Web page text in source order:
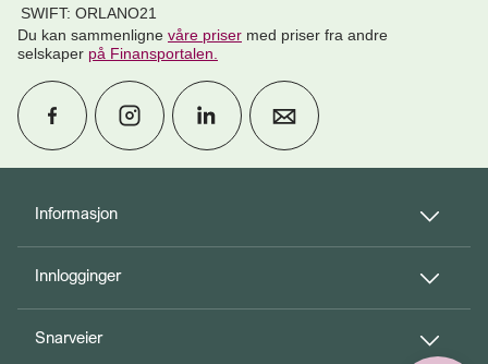
Informasjon
Innlogginger
Snarveier
SWIFT: ORLANO21
Du kan sammenligne våre priser med priser fra andre
selskaper på Finansportalen
Til toppen